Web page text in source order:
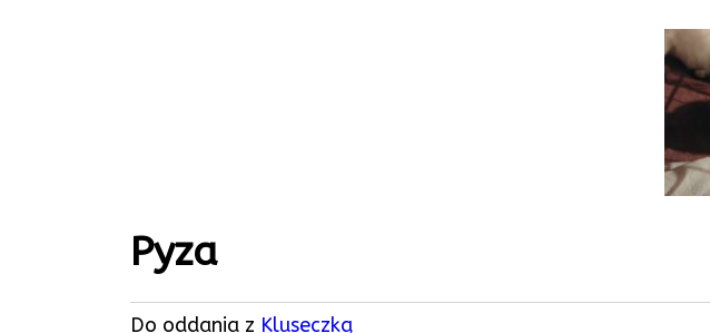
Pyza
Do oddania z Kluseczką